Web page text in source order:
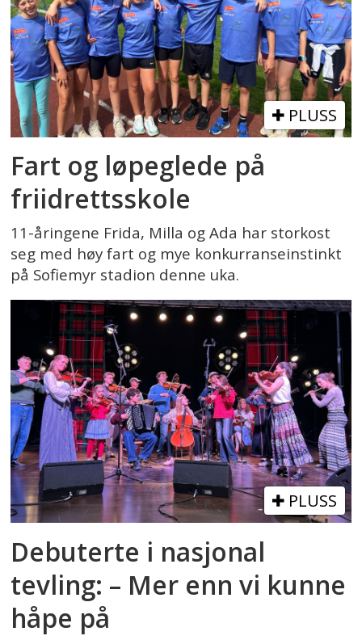
PLUSS
Fart og løpeglede på
friidrettsskole
11-åringene Frida, Milla og Ada har storkost
seg med høy fart og mye konkurranseinstinkt
på Sofiemyr stadion denne uka.
PLUSS
Debuterte i nasjonal
tevling: – Mer enn vi kunne
håpe på